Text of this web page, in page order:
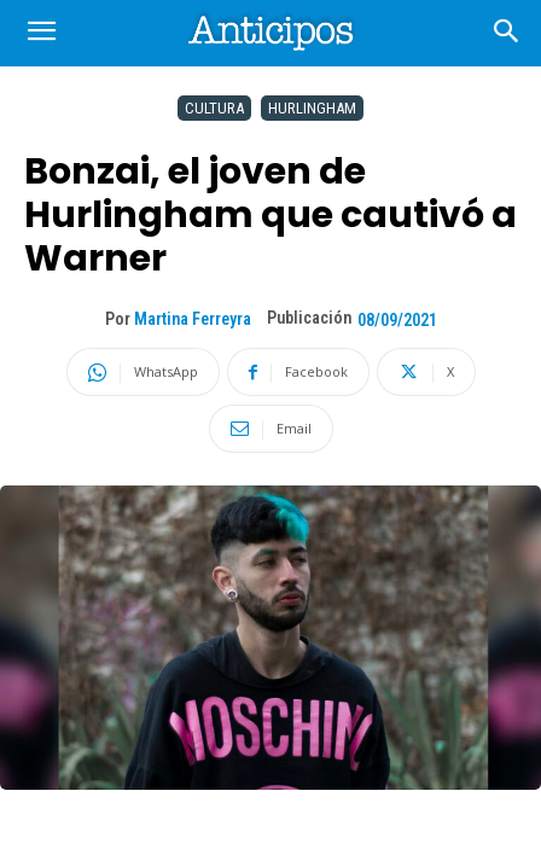
CULTURA HURLINGHAM
Bonzai, el joven de
Hurlingham que cautivó a
Warner
Por Martina Ferreyra Publicación 08/09/2021
WhatsApp Facebook X
Email